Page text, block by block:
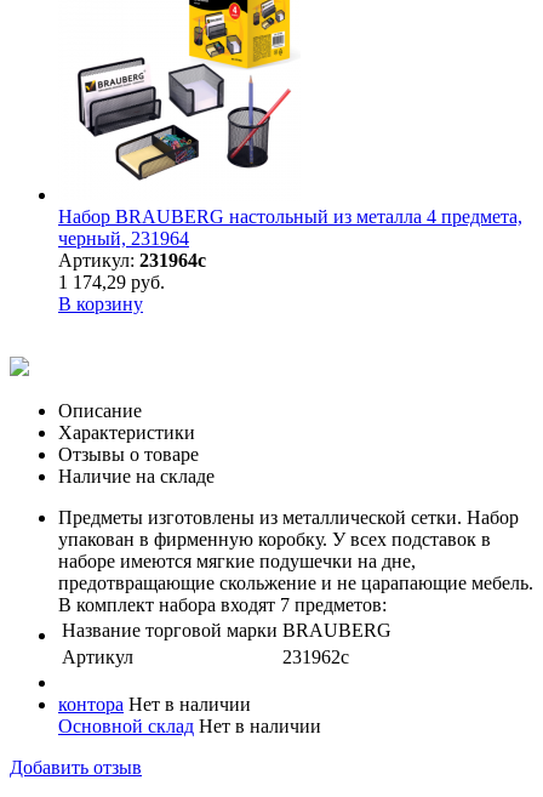
Набор BRAUBERG настольный из металла 4 предмета,
черный, 231964
Артикул: 231964с
1 174,29 руб.
В корзину
Описание
Характеристики
Отзывы о товаре
Наличие на складе
Предметы изготовлены из металлической сетки. Набор
упакован в фирменную коробку. У всех подставок в
наборе имеются мягкие подушечки на дне,
предотвращающие скольжение и не царапающие мебель.
В комплект набора входят 7 предметов:
Название торговой марки BRAUBERG
Артикул
231962с
контора Нет в наличии
Основной склад Нет в наличии
Добавить отзыв